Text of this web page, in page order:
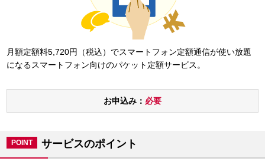
月額定額料5,720円（税込）でスマートフォン定額通信が使い放題
になるスマートフォン向けのパケット定額サービス。
お申込み： 必要
POINT サービスのポイント